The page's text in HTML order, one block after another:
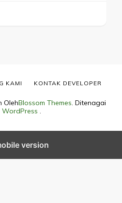
OlehBlossom Themes. Ditenagai
WordPress .
KAMI KONTAK DEVELOPER
version